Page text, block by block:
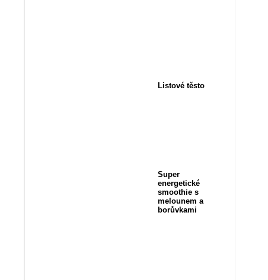
Listové těsto
Super
energetické
smoothie s
melounem a
borůvkami